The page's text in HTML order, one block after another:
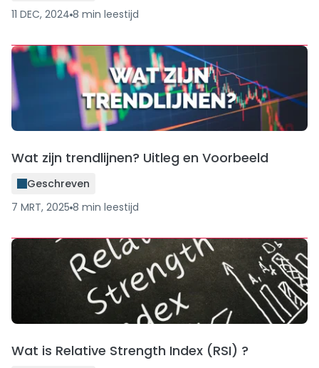
11 DEC, 2024 8 min leestijd
Wat zijn trendlijnen? Uitleg en Voorbeeld
Geschreven
7 MRT, 2025 8 min leestijd
Wat is Relative Strength Index (RSI) ?